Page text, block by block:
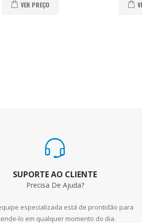
VER PREÇO
SUPORTE AO CLIENTE
Precisa De Ajuda?
especializada está de prontidão para
lo em qualquer momento do dia.